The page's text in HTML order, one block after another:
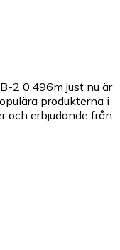
2 0,496m just nu är
produkterna i
och erbjudande från